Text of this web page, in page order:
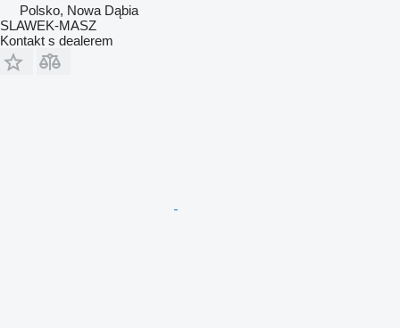
Polsko, Nowa Dąbia
SLAWEK-MASZ
Kontakt s dealerem